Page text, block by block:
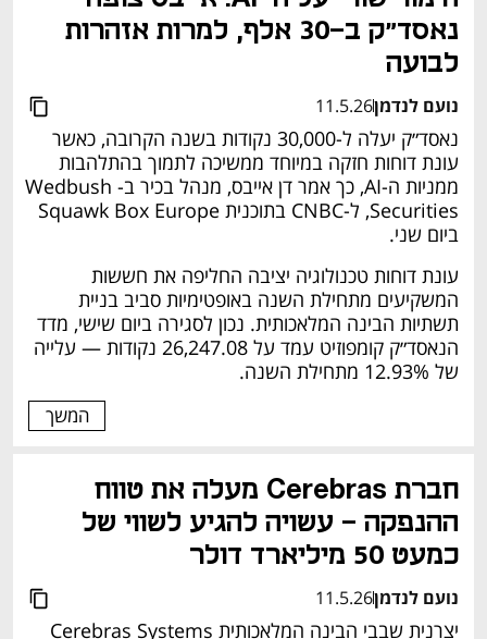
נאסד״ק ב-30 אלף, למרות אזהרות
לבועה
נועם לנדמן11.5.26
נאסד״ק יעלה ל-30,000 נקודות בשנה הקרובה, כאשר
עונת דוחות חזקה במיוחד ממשיכה לתמוך בהתלהבות
ממניות ה-AI, כך אמר דן אייבס, מנהל בכיר ב-Wedbush
ביום שני.
עונת דוחות טכנולוגיה יציבה החליפה את חששות
המשקיעים מתחילת השנה באופטימיות סביב בניית
תשתיות הבינה המלאכותית. נכון לסגירה ביום שישי, מדד
של 12.93% מתחילת השנה.
המשך
חברת Cerebras מעלה את טווח
כמעט 50 מיליארד דולר
נועם לנדמן11.5.26